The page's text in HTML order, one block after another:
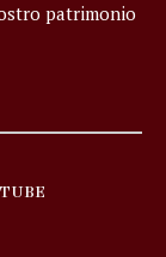
patrimonio